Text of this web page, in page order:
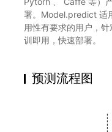
署。Model.predict 适
用性有要求的用户，
训即用，快速部署。
预测流程图